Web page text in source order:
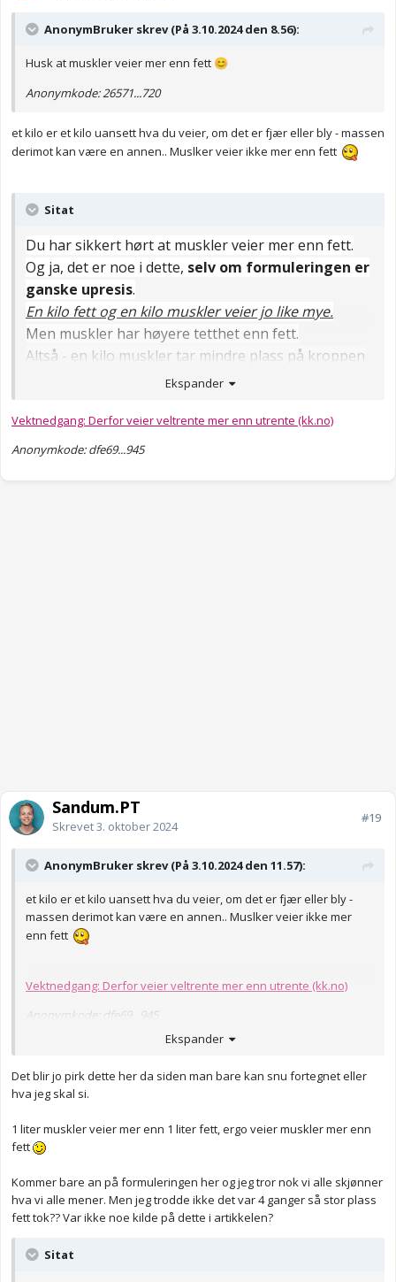
AnonymBruker skrev (På 3.10.2024 den 8.56):
Husk at muskler veier mer enn fett 😊
Anonymkode: 26571...720
et kilo er et kilo uansett hva du veier, om det er fjær eller bly - massen
derimot kan være en annen.. Muslker veier ikke mer enn fett
Sitat
Du har sikkert hørt at muskler veier mer enn fett.
Og ja, det er noe i dette, selv om formuleringen er
ganske upresis.
En kilo fett og en kilo muskler veier jo like mye.
Men muskler har høyere tetthet enn fett.
Altså - en kilo muskler tar mindre plass på kroppen
enn en kilo fett. Faktisk tar en kilo fett opp fire
kan en veltrent person som ser langt slankere ut
enn en utrent og litt overvektig person veie mer når
Ekspander
Vektnedgang: Derfor veier veltrente mer enn utrente (kk.no)
Anonymkode: dfe69...945
Sandum.PT
Skrevet3. oktober 2024
#19
AnonymBruker skrev (På 3.10.2024 den 11.57):
et kilo er et kilo uansett hva du veier, om det er fjær eller bly -
massen derimot kan være en annen.. Muslker veier ikke mer
enn fett
Vektnedgang: Derfor veier veltrente mer enn utrente (kk.no)
Anonymkode: dfe69...945
Ekspander
Det blir jo pirk dette her da siden man bare kan snu fortegnet eller
hva jeg skal si.
1 liter muskler veier mer enn 1 liter fett, ergo veier muskler mer enn
fett
Kommer bare an på formuleringen her og jeg tror nok vi alle skjønner
hva vi alle mener. Men jeg trodde ikke det var 4 ganger så stor plass
fett tok?? Var ikke noe kilde på dette i artikkelen?
Sitat